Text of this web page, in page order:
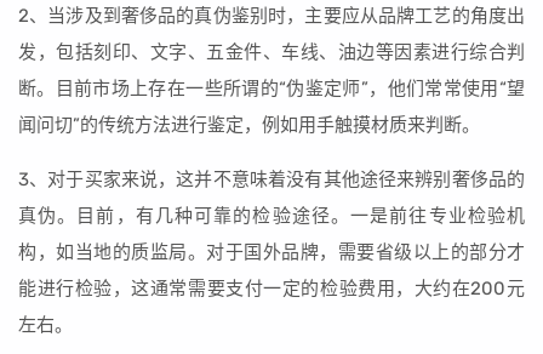
2、当涉及到奢侈品的真伪鉴别时，主要应从品牌工艺的角度出
发，包括刻印、文字、五金件、车线、油边等因素进行综合判
断。目前市场上存在一些所谓的“伪鉴定师”，他们常常使用“望
闻问切”的传统方法进行鉴定，例如用手触摸材质来判断。
3、对于买家来说，这并不意味着没有其他途径来辨别奢侈品的
真伪。目前，有几种可靠的检验途径。一是前往专业检验机
构，如当地的质监局。对于国外品牌，需要省级以上的部分才
能进行检验，这通常需要支付一定的检验费用，大约在200元
左右。